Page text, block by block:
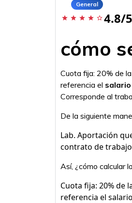
General
star star star star star_border 4.8/5
cómo
Cuota fija: 20% de
referencia el salario
Corresponde al
De la siguiente
Lab. Aportación
contrato de
Así, ¿cómo calcular
Cuota fija: 20% de
referencia el